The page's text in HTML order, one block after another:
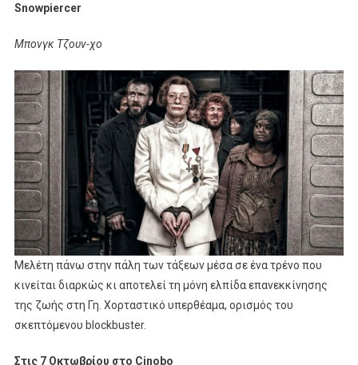
Snowpiercer
Μπονγκ Τζουν-χο
Μελέτη πάνω στην πάλη των τάξεων μέσα σε ένα τρένο που
κινείται διαρκώς κι αποτελεί τη μόνη ελπίδα επανεκκίνησης
της ζωής στη Γη. Χορταστικό υπερθέαμα, ορισμός του
σκεπτόμενου blockbuster.
Στις 7 Οκτωβρίου στο Cinobo